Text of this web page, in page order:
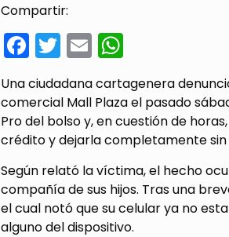
Compartir:
Facebook
Twitter
Email
Una ciudadana cartagenera
comercial Mall Plaza el pasado
Pro del bolso y, en cuestión de
crédito y dejarla completamente sin
Según relató la víctima, el hecho
compañía de sus hijos. Tras una
el cual notó que su celular ya no
alguno del dispositivo.